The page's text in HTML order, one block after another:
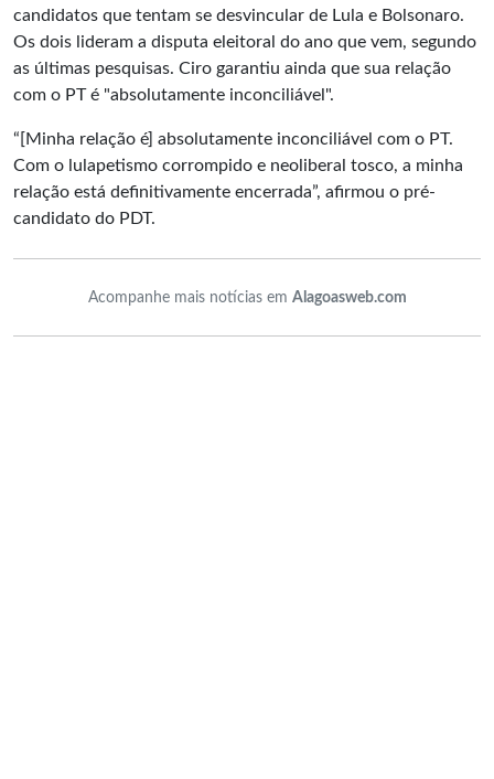
candidatos que tentam se desvincular de Lula e Bolsonaro.
Os dois lideram a disputa eleitoral do ano que vem, segundo
as últimas pesquisas. Ciro garantiu ainda que sua relação
com o PT é "absolutamente inconciliável".
“[Minha relação é] absolutamente inconciliável com o PT.
Com o lulapetismo corrompido e neoliberal tosco, a minha
relação está definitivamente encerrada”, afirmou o pré-
candidato do PDT.
Acompanhe mais notícias em Alagoasweb.com